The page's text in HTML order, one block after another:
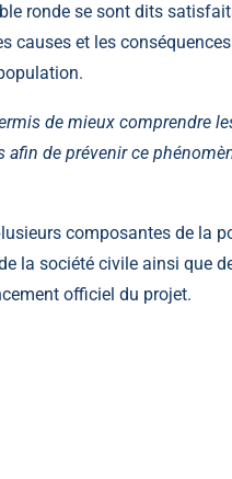
ronde se sont dits
causes et les
de mieux comprendre
afin de prévenir ce
composantes de la
la société civile ainsi que
officiel du projet.